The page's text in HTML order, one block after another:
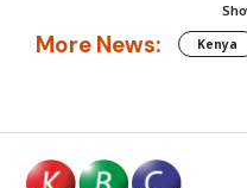
More News: Kenya